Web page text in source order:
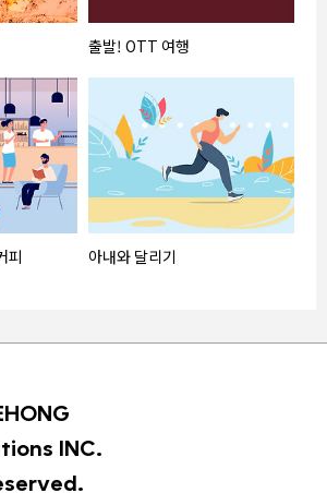
출발! OTT 여행
피 아내와 달리기
INC.